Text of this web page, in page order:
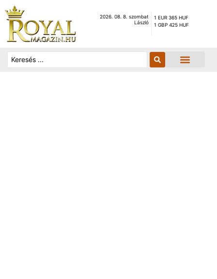
2026. 08. 8. szombat
László
1 EUR 365 HUF
1 GBP 425 HUF